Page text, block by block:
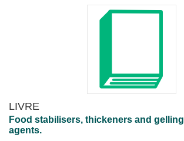
LIVRE
Food stabilisers, thickeners and gelling
agents.